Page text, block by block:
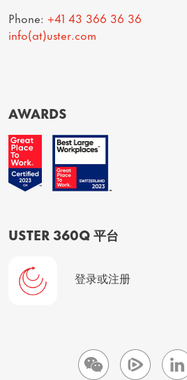
Phone: +41 43 366 36 36
info(at)uster.com
AWARDS
USTER 360Q 平台
登录或注册